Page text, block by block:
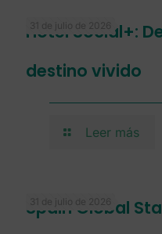
31 de julio de 2026
Hotel Social+:
destino vivido
Leer más
31 de julio de 2026
Spain Global